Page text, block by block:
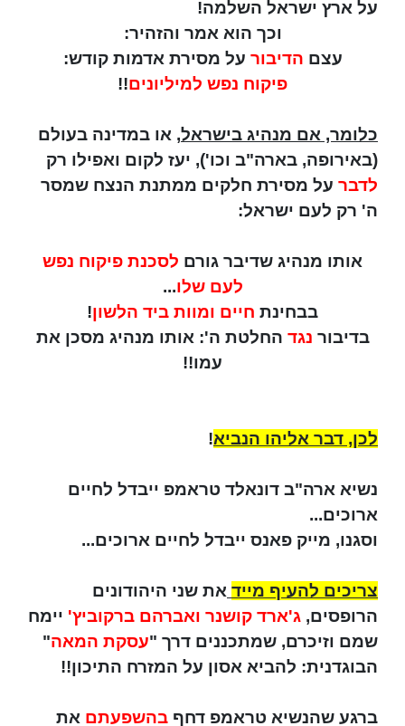
על ארץ ישראל השלמה!
וכך הוא אמר והזהיר:
עצם הדיבור על מסירת אדמות קודש:
פיקוח נפש למיליונים!!
כלומר, אם מנהיג בישראל, או במדינה בעולם
(באירופה, בארה"ב וכו'), יעז לקום ואפילו רק
לדבר על מסירת חלקים ממתנת הנצח שמסר
ה' רק לעם ישראל:
אותו מנהיג שדיבר גורם לסכנת פיקוח נפש
לעם שלו...
בבחינת חיים ומוות ביד הלשון!
בדיבור נגד החלטת ה': אותו מנהיג מסכן את
עמו!!
לכן, דבר אליהו הנביא!
נשיא ארה"ב דונאלד טראמפ ייבדל לחיים
ארוכים...
וסגנו, מייק פאנס ייבדל לחיים ארוכים...
צריכים להעיף מייד את שני היהודונים
הרופסים, ג'ארד קושנר ואברהם ברקוביץ' יימח
שמם וזיכרם, שמתכננים דרך "עסקת המאה"
הבוגדנית: להביא אסון על המזרח התיכון!!
ברגע שהנשיא טראמפ דחף בהשפעתם את